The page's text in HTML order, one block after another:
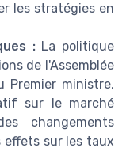
les stratégies en
:La politique
de l'Assemblée
Premier ministre,
sur le marché
changements
effets sur les taux